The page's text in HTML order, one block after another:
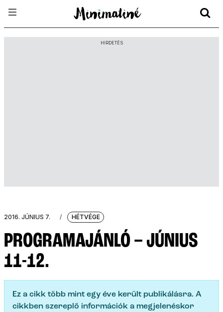
HIRDETÉS
2016. JÚNIUS 7. / HÉTVÉGE
PROGRAMAJÁNLÓ – JÚNIUS
11-12.
Ez a cikk több mint egy éve került publikálásra. A
cikkben szereplő információk a megjelenéskor